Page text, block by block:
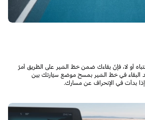
أو لا، فإنّ بقاءك ضمن خطّ السّير على الطّريق أمرٌ
البقاء في خطّ السّير بمسح موضع سيّارتك بين
بدأت في الإنحراف عن مسارك.